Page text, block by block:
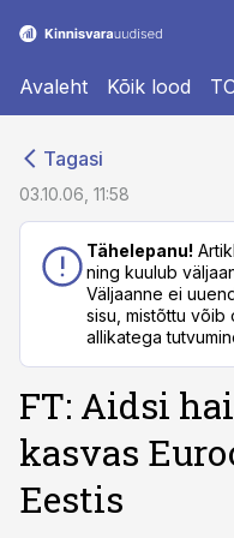
Avaleht Kõik lood
Tagasi
03.10.06, 11:58
Tähelepanu!
ning kuulub
Väljaanne ei
sisu, mistõttu võib
allikatega
FT: Aidsi
kasvas
Eestis